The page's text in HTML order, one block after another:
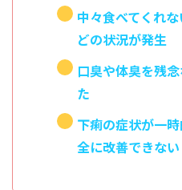
中々食べてくれ
どの状況が発生
口臭や体臭を残
た
下痢の症状が一
全に改善できない